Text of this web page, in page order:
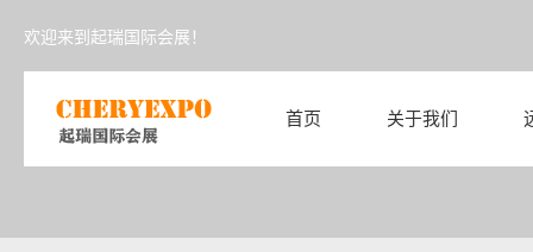
欢迎来到起瑞国际会展！
首页 关于我们